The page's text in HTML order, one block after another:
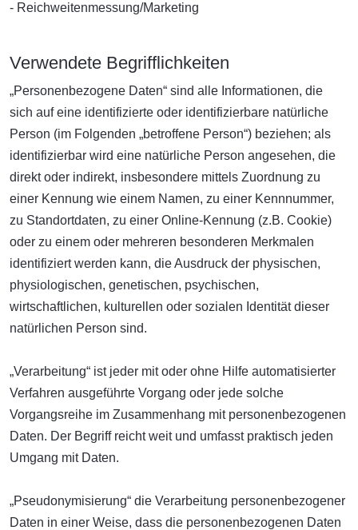
- Reichweitenmessung/Marketing
Verwendete Begrifflichkeiten
„Personenbezogene Daten“ sind alle Informationen, die
sich auf eine identifizierte oder identifizierbare natürliche
Person (im Folgenden „betroffene Person“) beziehen; als
identifizierbar wird eine natürliche Person angesehen, die
direkt oder indirekt, insbesondere mittels Zuordnung zu
einer Kennung wie einem Namen, zu einer Kennnummer,
zu Standortdaten, zu einer Online-Kennung (z.B. Cookie)
oder zu einem oder mehreren besonderen Merkmalen
identifiziert werden kann, die Ausdruck der physischen,
physiologischen, genetischen, psychischen,
wirtschaftlichen, kulturellen oder sozialen Identität dieser
natürlichen Person sind.
„Verarbeitung“ ist jeder mit oder ohne Hilfe automatisierter
Verfahren ausgeführte Vorgang oder jede solche
Vorgangsreihe im Zusammenhang mit personenbezogenen
Daten. Der Begriff reicht weit und umfasst praktisch jeden
Umgang mit Daten.
„Pseudonymisierung“ die Verarbeitung personenbezogener
Daten in einer Weise, dass die personenbezogenen Daten